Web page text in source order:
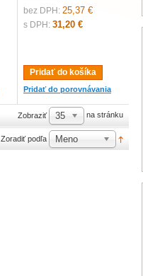
bez DPH: 25,37 €
s DPH: 31,20 €
Pridať do košíka
Pridať do porovnávania
Zobraziť 35 na stránku
Zoradiť podľa Meno